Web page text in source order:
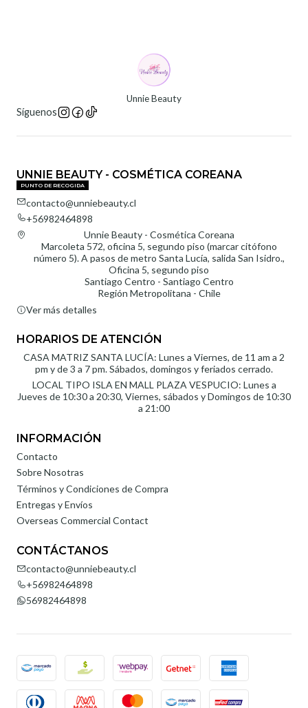
Unnie Beauty
Síguenos
UNNIE BEAUTY - COSMÉTICA COREANA
PUNTO DE RECOGIDA
contacto@unniebeauty.cl
+56982464898
Unnie Beauty - Cosmética Coreana
Marcoleta 572, oficina 5, segundo piso (marcar citófono
número 5). A pasos de metro Santa Lucía, salida San Isidro.,
Oficina 5, segundo piso
Santiago Centro - Santiago Centro
Región Metropolitana - Chile
Ver más detalles
HORARIOS DE ATENCIÓN
CASA MATRIZ SANTA LUCÍA: Lunes a Viernes, de 11 am a 2
pm y de 3 a 7 pm. Sábados, domingos y feriados cerrado.
LOCAL TIPO ISLA EN MALL PLAZA VESPUCIO: Lunes a
Jueves de 10:30 a 20:30, Viernes, sábados y Domingos de 10:30
a 21:00
INFORMACIÓN
Contacto
Sobre Nosotras
Términos y Condiciones de Compra
Entregas y Envíos
Overseas Commercial Contact
CONTÁCTANOS
contacto@unniebeauty.cl
+56982464898
56982464898